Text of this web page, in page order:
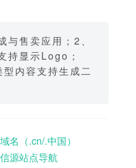
与售卖应用；2、
持显示Logo；
内容支持生成二
名（.cn/.中国）
源站点导航